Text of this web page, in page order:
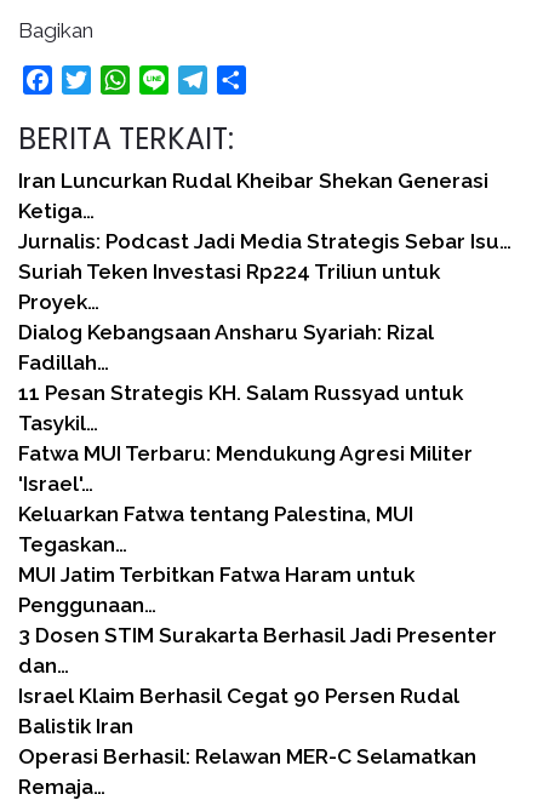
Bagikan
FacebookTwitterWhatsApp
Line Telegram
BERITA TERKAIT:
Iran Luncurkan Rudal Kheibar Shekan Generasi
Ketiga…
Jurnalis: Podcast Jadi Media Strategis Sebar Isu…
Suriah Teken Investasi Rp224 Triliun untuk
Proyek…
Dialog Kebangsaan Ansharu Syariah: Rizal
Fadillah…
11 Pesan Strategis KH. Salam Russyad untuk
Tasykil…
Fatwa MUI Terbaru: Mendukung Agresi Militer
'Israel'…
Keluarkan Fatwa tentang Palestina, MUI
Tegaskan…
MUI Jatim Terbitkan Fatwa Haram untuk
Penggunaan…
3 Dosen STIM Surakarta Berhasil Jadi Presenter
dan…
Israel Klaim Berhasil Cegat 90 Persen Rudal
Balistik Iran
Operasi Berhasil: Relawan MER-C Selamatkan
Remaja…